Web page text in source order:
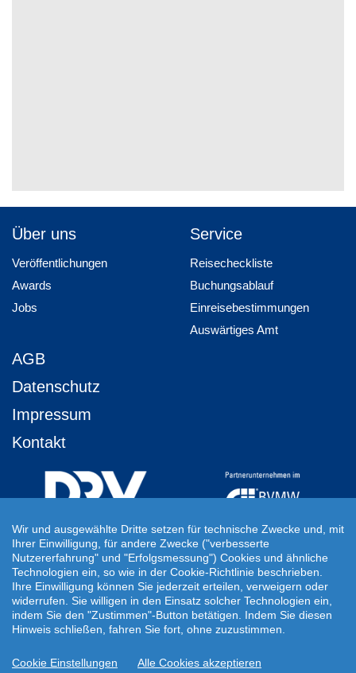
Über uns
Veröffentlichungen
Awards
Jobs
Service
Reisecheckliste
Buchungsablauf
Einreisebestimmungen
Auswärtiges Amt
AGB
Datenschutz
Impressum
Kontakt
Ihre Individuelle Reiseanfrage
Auf Ihre ganz persönlichen Vorstellungen abgestimmt!
Für Ihre individuellen Reisewünsche erstellen wir Ihnen gern ein
persönliches Angebot.
JETZT INDIVIDUELLE REISEANFRAGE ERSTELLEN
Wir und ausgewählte Dritte setzen für technische Zwecke und, mit
Ihrer Einwilligung, für andere Zwecke ("verbesserte
Nutzererfahrung" und "Erfolgsmessung") Cookies und ähnliche
Technologien ein, so wie in der Cookie-Richtlinie beschrieben.
Ihre Einwilligung können Sie jederzeit erteilen, verweigern oder
widerrufen. Sie willigen in den Einsatz solcher Technologien ein,
indem Sie den "Zustimmen"-Button betätigen. Indem Sie diesen
Hinweis schließen, fahren Sie fort, ohne zuzustimmen.
Cookie Einstellungen Alle Cookies akzeptieren